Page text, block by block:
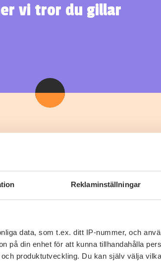
Reklaminställningar
data, som t.ex. ditt IP-nummer, och
på din enhet för att kunna tillhandahålla
produktutveckling. Du kan själv välja
vi tror du gillar